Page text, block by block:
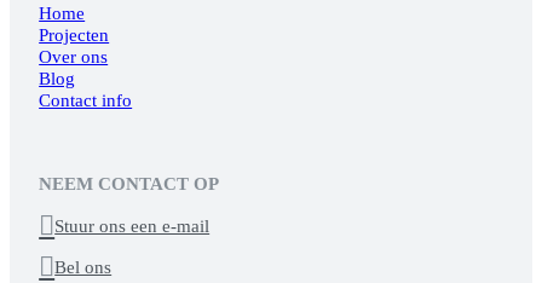
Home
Projecten
Over ons
Blog
Contact info
NEEM CONTACT OP
Stuur ons een e-mail
Bel ons